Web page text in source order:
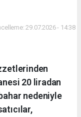
29.07.2026 - 14:38
20 liradan
nedeniyle